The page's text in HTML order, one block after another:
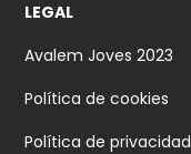
LEGAL
Avalem Joves 2023
Política de cookies
Política de privacidad